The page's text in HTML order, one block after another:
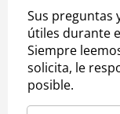
Sus preguntas
útiles durante
Siempre
solicita, le
posible.